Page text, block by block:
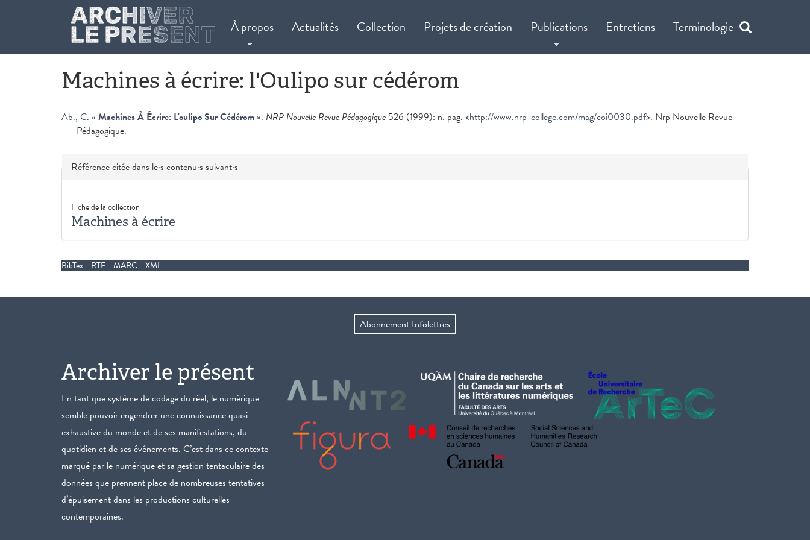
Aller au contenu principal
À propos Actualités Collection Projets de création Publications Entretiens Terminologie
Machines à écrire: l'Oulipo sur cédérom
Ab., C. « Machines À Écrire: L'oulipo Sur Cédérom ». NRP Nouvelle Revue Pédagogique 526 (1999): n. pag. <http://www.nrp-college.com/mag/coi0030.pdf>. Nrp Nouvelle Revue
Pédagogique.
Masquer
Référence citée dans le·s contenu·s suivant·s
Fiche de la collection
Machines à écrire
BibTex RTF MARC XML
Abonnement Infolettres
Archiver le présent
En tant que système de codage du réel, le numérique
semble pouvoir engendrer une connaissance quasi-
exhaustive du monde et de ses manifestations, du
quotidien et de ses événements. C’est dans ce contexte
marqué par le numérique et sa gestion tentaculaire des
données que prennent place de nombreuses tentatives
d’épuisement dans les productions culturelles
contemporaines.